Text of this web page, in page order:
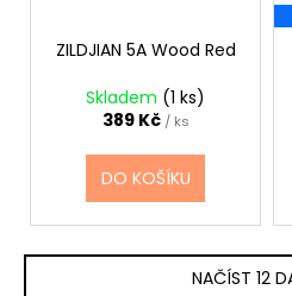
ZILDJIAN 5A Wood Red
Skladem (1 ks)
389 Kč / ks
DO KOŠÍKU
NAČÍST 12